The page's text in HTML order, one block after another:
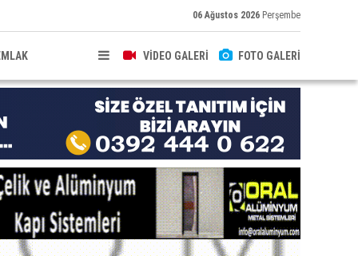
06 Ağustos 2026 Perşembe
VİDEO GALERİ FOTO GALERİ